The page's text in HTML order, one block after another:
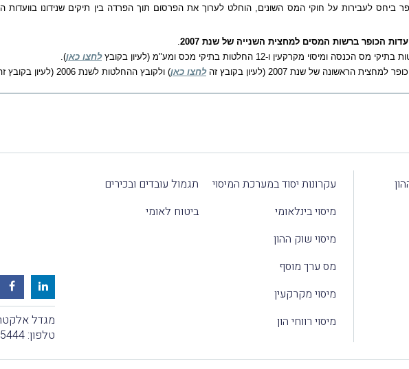
ביחס לעבירות על חוקי המס השונים, הוחלט לערוך את הפרסום תוך הפרדה בין תיקים שנידונו בוועדות
הכופר ברשות המסים למחצית השנייה של שנת 2007
לחצו כאן).
הראשונה של שנת 2007 (לעיון בקובץ זה
לחצו כאן) ולקובץ ההחלטות לשנת 2006 (לעיון בקובץ זה
עקרונות יסוד במערכת המיסוי
מיסוי בינלאומי
מיסוי שוק ההון
מס ערך מוסף
מיסוי מקרקעין
מיסוי רווחי הון
תגמול עובדים ובכירים
ביטוח לאומי
מגדל אלקטרה, יגאל
טלפון: